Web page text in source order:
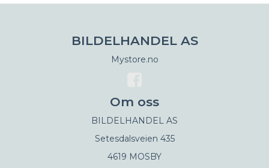
BILDELHANDEL AS
Mystore.no
Om oss
BILDELHANDEL AS
Setesdalsveien 435
4619 MOSBY